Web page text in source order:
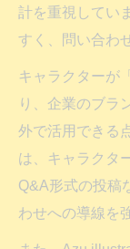
計を重視してい
すく、問い合わ
キャラクターが
り、企業のブラ
外で活用できる
は、キャラクタ
Q&A形式の投稿
わせへの導線を